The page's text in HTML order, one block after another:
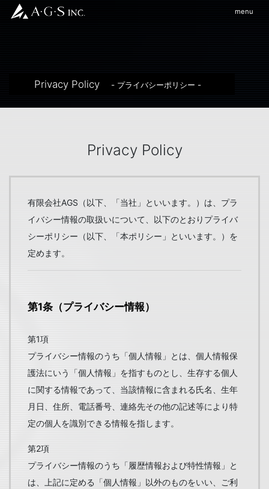
menu
Privacy Policy - プライバシーポリシー -
Privacy Policy
有限会社AGS（以下、「当社」といいます。）は、プラ
イバシー情報の取扱いについて、以下のとおりプライバ
シーポリシー（以下、「本ポリシー」といいます。）を
定めます。
第1条（プライバシー情報）
第1項
プライバシー情報のうち「個人情報」とは、個人情報保
護法にいう「個人情報」を指すものとし、生存する個人
に関する情報であって、当該情報に含まれる氏名、生年
月日、住所、電話番号、連絡先その他の記述等により特
定の個人を識別できる情報を指します。
第2項
プライバシー情報のうち「履歴情報および特性情報」と
は、上記に定める「個人情報」以外のものをいい、ご利